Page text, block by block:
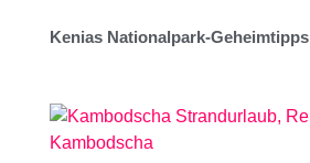
Kenias Nationalpark-Geheimtipps